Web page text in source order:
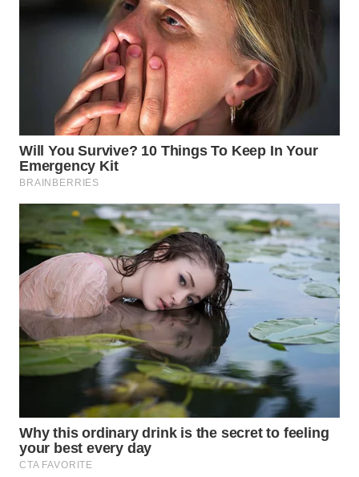
KARO
WN
SIMALUNGUN
WN
LABUHANBATU
WN
TAPANULI
TENGAH
WN DELI
SERDANG
WN
TEBING
TINGGI